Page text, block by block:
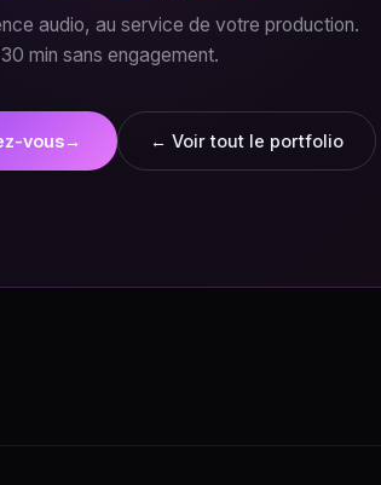
audio, au service de votre production.
30 min sans engagement.
vous→ ← Voir tout le portfolio